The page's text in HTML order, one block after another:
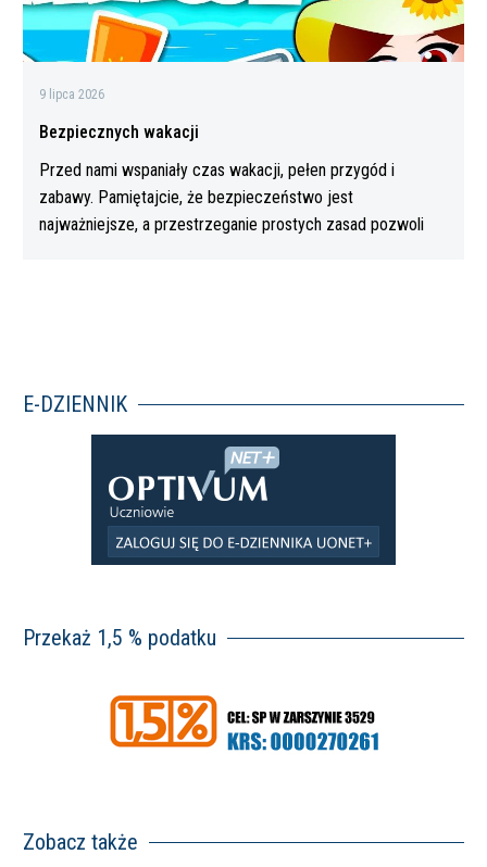
9 lipca 2026
Bezpiecznych wakacji
Przed nami wspaniały czas wakacji, pełen przygód i
zabawy. Pamiętajcie, że bezpieczeństwo jest
najważniejsze, a przestrzeganie prostych zasad pozwoli
E-DZIENNIK
Przekaż 1,5 % podatku
Zobacz także